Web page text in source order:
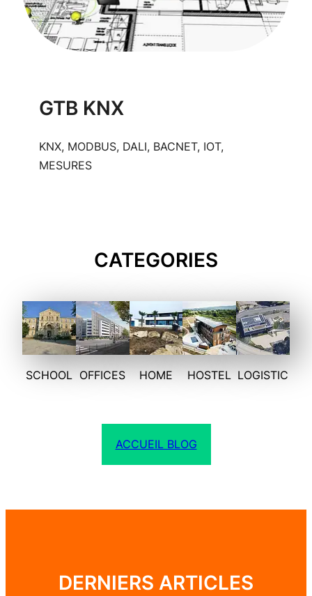
GTB KNX
KNX, MODBUS, DALI, BACNET, IOT,
MESURES
CATEGORIES
SCHOOL OFFICES HOME HOSTEL LOGISTIC
ACCUEIL BLOG
DERNIERS ARTICLES